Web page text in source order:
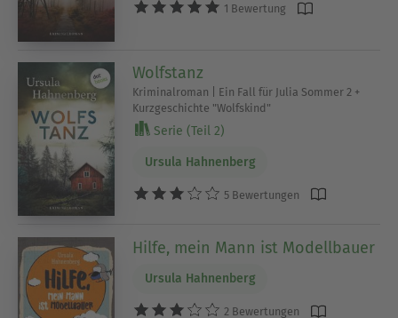
1 Bewertung
Wolfstanz
Kriminalroman | Ein Fall für Julia Sommer 2 +
Kurzgeschichte "Wolfskind"
Serie (Teil 2)
Ursula Hahnenberg
5 Bewertungen
Hilfe, mein Mann ist Modellbauer
Ursula Hahnenberg
2 Bewertungen